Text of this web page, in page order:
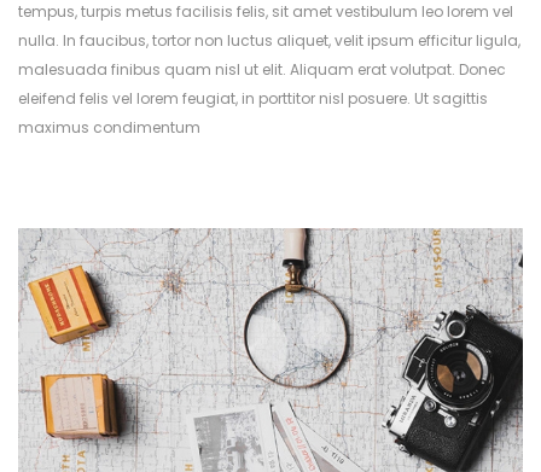
tempus, turpis metus facilisis felis, sit amet vestibulum leo lorem vel
nulla. In faucibus, tortor non luctus aliquet, velit ipsum efficitur ligula,
malesuada finibus quam nisl ut elit. Aliquam erat volutpat. Donec
eleifend felis vel lorem feugiat, in porttitor nisl posuere. Ut sagittis
maximus condimentum